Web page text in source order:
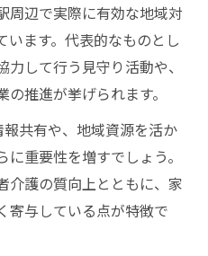
周辺で実際に有効な地域対
ます。代表的なものとし
して行う見守り活動や、
推進が挙げられます。
共有や、地域資源を活か
重要性を増すでしょう。
介護の質向上とともに、家
寄与している点が特徴で